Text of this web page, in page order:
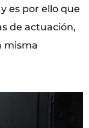
es por ello que
de actuación,
misma